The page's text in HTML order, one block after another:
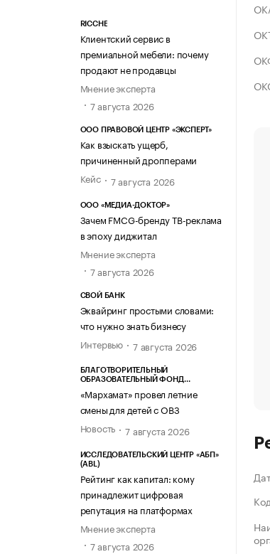
RICCHE
Клиентский сервис в
премиальной мебели: почему
продают не продавцы
Мнение эксперта
7 августа 2026
ООО ПРАВОВОЙ ЦЕНТР «ЭКСПЕРТ»
Как взыскать ущерб,
причиненный дропперами
Кейс
7 августа 2026
ООО «МЕДИА-ДОКТОР»
Зачем FMCG-бренду ТВ-реклама
в эпоху диджитал
Мнение эксперта
7 августа 2026
СВОЙ БАНК
Эквайринг простыми словами:
что нужно знать бизнесу
Интервью
7 августа 2026
БЛАГОТВОРИТЕЛЬНЫЙ
ОБРАЗОВАТЕЛЬНЫЙ ФОНД
«Мархамат» провел летние
смены для детей с ОВЗ
Новость
7 августа 2026
ИССЛЕДОВАТЕЛЬСКИЙ ЦЕНТР «АБП»
(ABL)
Рейтинг как капитал: кому
принадлежит цифровая
репутация на платформах
Мнение эксперта
7 августа 2026